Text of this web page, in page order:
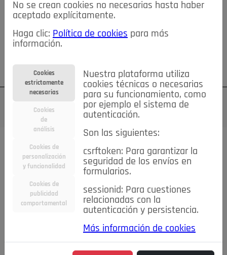
NOTICIAS SERVICIOS DE INTERÉS
TABLÓN DE ANUNCIOS MIS ANUNCIOS CONTACTO
NOSOTROS
Su cuenta Regístrese ¿Olvidó su contraseña?
No se crean cookies no necesarias hasta haber
aceptado explícitamente.
Haga clic: Política de cookies para más
información.
Cookies
estrictamente
necesarias
Cookies
de
análisis
Cookies de
personalización
y funcionalidad
Cookies de
publicidad
comportamental
Nuestra plataforma utiliza
cookies técnicas o necesarias
para su funcionamiento, como
por ejemplo el sistema de
autenticación.
Son las siguientes:
csrftoken: Para garantizar la
seguridad de los envíos en
formularios.
sessionid: Para cuestiones
relacionadas con la
autenticación y persistencia.
Más información de cookies